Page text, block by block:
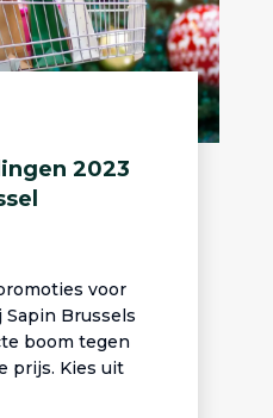
2023
voor
Brussels
boom tegen
prijs. Kies uit